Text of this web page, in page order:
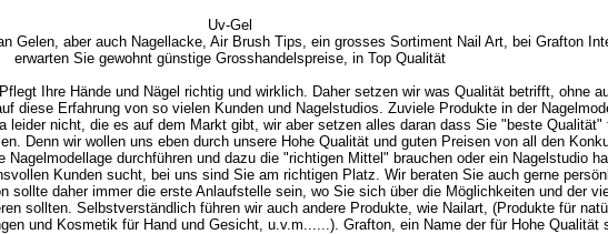
Uv-Gel
Gelen, aber auch Nagellacke, Air Brush Tips, ein grosses Sortiment Nail Art, bei Grafton
erwarten Sie gewohnt günstige Grosshandelspreise, in Top Qualität
Ihre Hände und Nägel richtig und wirklich. Daher setzen wir was Qualität betrifft, ohne
diese Erfahrung von so vielen Kunden und Nagelstudios. Zuviele Produkte in der
leider nicht, die es auf dem Markt gibt, wir aber setzen alles daran dass Sie "beste Qualität"
Denn wir wollen uns eben durch unsere Hohe Qualität und guten Preisen von all den
Nagelmodellage durchführen und dazu die "richtigen Mittel" brauchen oder ein Nagelstudio
Kunden sucht, bei uns sind Sie am richtigen Platz. Wir beraten Sie auch gerne
sollte daher immer die erste Anlaufstelle sein, wo Sie sich über die Möglichkeiten und der
sollten. Selbstverständlich führen wir auch andere Produkte, wie Nailart, (Produkte für
und Kosmetik für Hand und Gesicht, u.v.m......). Grafton, ein Name der für Hohe Qualität